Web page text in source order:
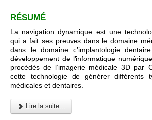
RÉSUMÉ
La navigation dynamique est une
qui a fait ses preuves dans le domaine
dans le domaine d’implantologie
développement de l’informatique
procédés de l’imagerie médicale 3D par
cette technologie de générer différents
médicales et dentaires.
Lire la suite...